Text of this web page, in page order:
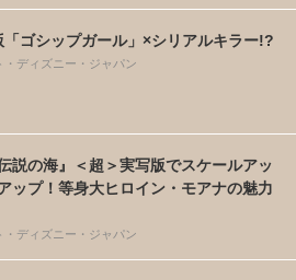
ゴシップガール」×シリアルキラー!?
・ディズニー・ジャパン
説の海』＜超＞実写版でスケールアッ
ップ！等身大ヒロイン・モアナの魅力
・ディズニー・ジャパン